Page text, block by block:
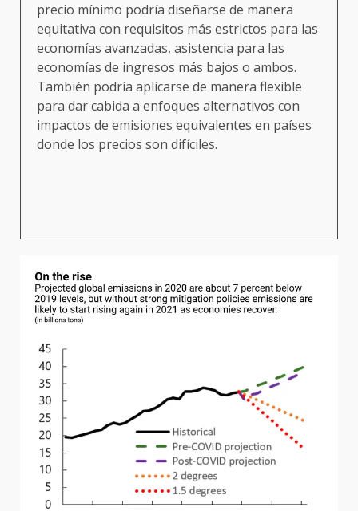
precio mínimo podría diseñarse de manera
equitativa con requisitos más estrictos para las
economías avanzadas, asistencia para las
economías de ingresos más bajos o ambos.
También podría aplicarse de manera flexible
para dar cabida a enfoques alternativos con
impactos de emisiones equivalentes en países
donde los precios son difíciles.